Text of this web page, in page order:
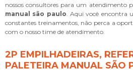
nossos consultores para um atendimento
manual são paulo . Aqui você
constantes treinamentos, não perca a
com o nosso time de atendimento.
2P EMPILHADEIRAS,
PALETEIRA MANUAL SÃO